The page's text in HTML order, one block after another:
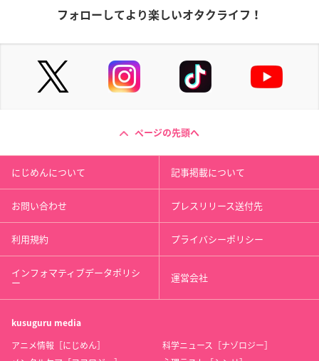
フォローしてより楽しいオタクライフ！
ページの先頭へ
にじめんについて 記事掲載について
お問い合わせ プレスリリース送付先
利用規約 プライバシーポリシー
インフォマティブデータポリシ
ー 運営会社
kusuguru media
アニメ情報［にじめん］
科学ニュース［ナゾロジー］